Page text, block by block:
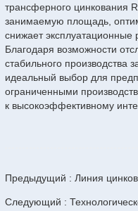
трансферного цинкования
занимаемую площадь,
снижает эксплуатационные
Благодаря возможности
стабильного производства
идеальный выбор для
ограниченными
к высокоэффективному